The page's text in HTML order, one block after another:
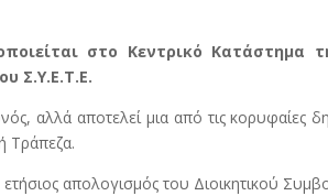
στο Κεντρικό Κατάστημα
Σ.Υ.Ε.Τ.Ε.
αλλά αποτελεί μια από τις κορυφαίες
Τράπεζα.
απολογισμός του Διοικητικού